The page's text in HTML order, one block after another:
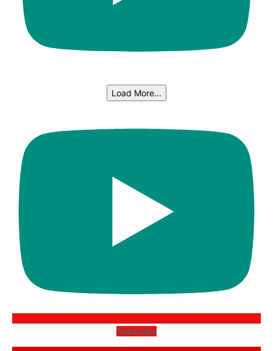
Load More...
Subscribe